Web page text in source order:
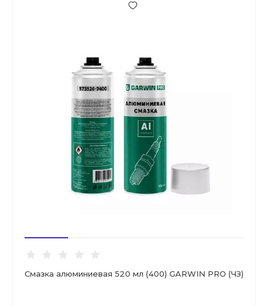
Смазка алюминиевая 520 мл (400) GARWIN PRO (ЧЗ)